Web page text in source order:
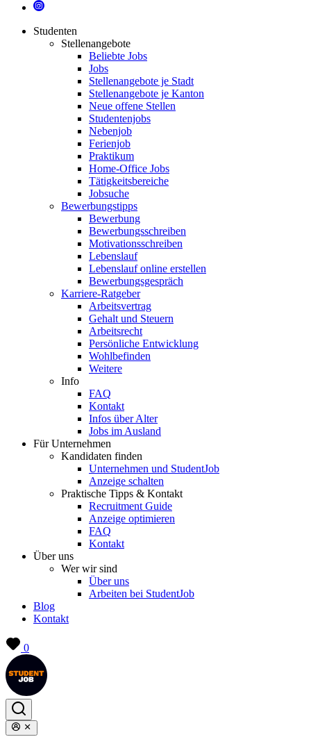
Studenten
Stellenangebote
Beliebte Jobs
Jobs
Stellenangebote je Stadt
Stellenangebote je Kanton
Neue offene Stellen
Studentenjobs
Nebenjob
Ferienjob
Praktikum
Home-Office Jobs
Tätigkeitsbereiche
Jobsuche
Bewerbungstipps
Bewerbung
Bewerbungsschreiben
Motivationsschreiben
Lebenslauf
Lebenslauf online erstellen
Bewerbungsgespräch
Karriere-Ratgeber
Arbeitsvertrag
Gehalt und Steuern
Arbeitsrecht
Persönliche Entwicklung
Wohlbefinden
Weitere
Info
FAQ
Kontakt
Infos über Alter
Jobs im Ausland
Für Unternehmen
Kandidaten finden
Unternehmen und StudentJob
Anzeige schalten
Praktische Tipps & Kontakt
Recruitment Guide
Anzeige optimieren
FAQ
Kontakt
Über uns
Wer wir sind
Über uns
Arbeiten bei StudentJob
Blog
Kontakt
0